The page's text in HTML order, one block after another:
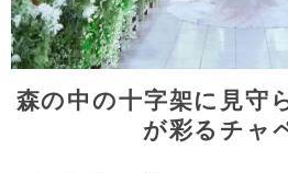
森の中の十字架に見守
が彩るチャ